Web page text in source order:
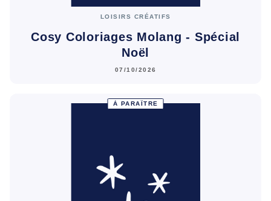
LOISIRS CRÉATIFS
Cosy Coloriages Molang - Spécial
Noël
07/10/2026
À PARAÎTRE